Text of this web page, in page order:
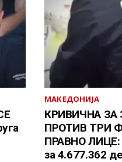
МАКЕДОНИЈА
КРИВИЧНА
ПРОТИВ ТРИ
ПРАВНО ЛИЦЕ:
за 4.677.362